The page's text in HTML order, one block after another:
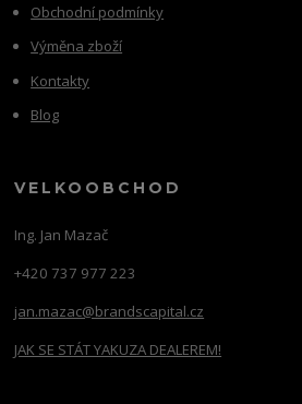
Obchodní podmínky
Výměna zboží
Kontakty
Blog
VELKOOBCHOD
Ing. Jan Mazač
+420 737 977 223
jan.mazac@brandscapital.cz
JAK SE STÁT YAKUZA DEALEREM!